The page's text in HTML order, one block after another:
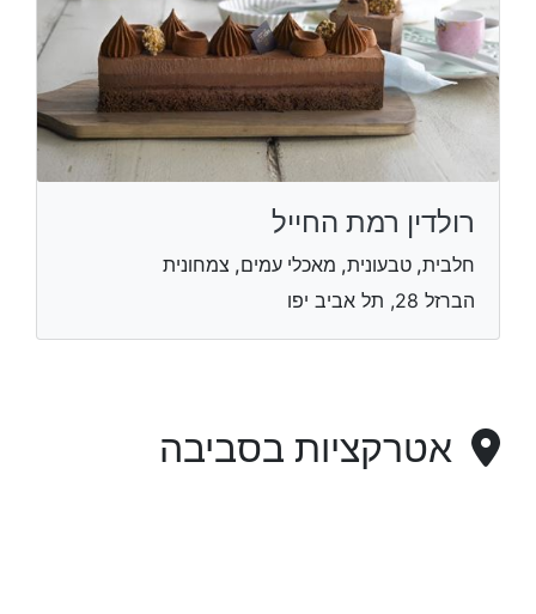
רולדין רמת החייל
חלבית, טבעונית, מאכלי עמים, צמחונית
הברזל 28, תל אביב יפו
אטרקציות בסביבה